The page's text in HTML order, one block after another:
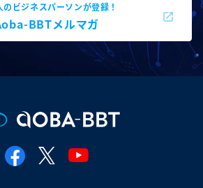
のビジネスパーソンが登録！
BBTメルマガ